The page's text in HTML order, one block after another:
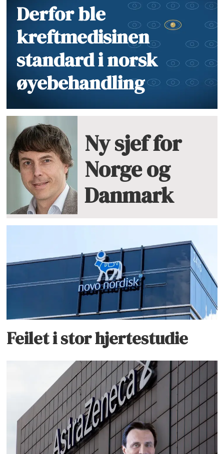
Derfor ble
kreftmedisinen
standard i norsk
øyebehandling
Ny sjef for
Norge og
Danmark
Feilet i stor hjertestudie